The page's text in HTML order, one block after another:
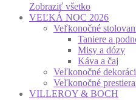
Zobraziť všetko
VEĽKÁ NOC 2026
Veľkonočné
Taniere a
Misy a dózy
Káva a čaj
Veľkonočné
Veľkonočné
VILLEROY & BOCH